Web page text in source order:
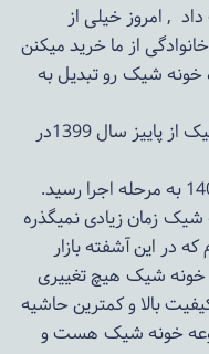
, امروز خیلی از
از ما خرید میکنن
خونه شیکرو تبدیل به
ایده طراحی و ساخت وبسایت خونه شیک از پاییز سال 1399در
شیکزمان زیادی نمیگذره
در این آشفته بازار
خونه شیک هیچ تغییری
بالا و کمترین حاشیه
خونه شیک هست و